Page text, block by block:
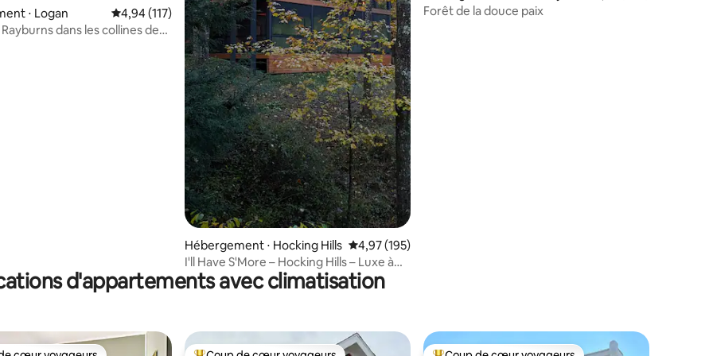
base de 130 commentaires : 4,92 sur 5
⋅ Logan Évaluation moyenne sur la base de 117 commentaires : 4,94 sur 5
4,94 (117)
dans les collines de
Hébergement ⋅ Hocking Hills Évaluation moyenne sur la base de 195 commentaires : 4,97 sur 5
4,97 (195)
I'll Have S'More – Hocking Hills – Luxe à
l'intérieur comme à l'extérieur
Forêt de la douce paix
d'appartements avec climatisation